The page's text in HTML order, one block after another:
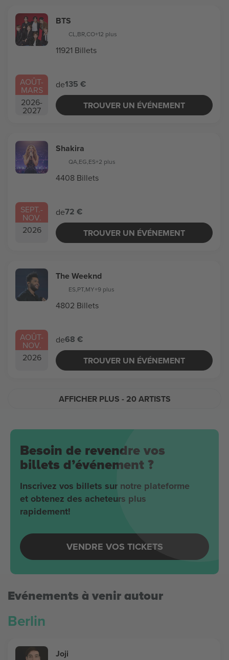
AOÛT-
MARS
2026-
2027
BTS
CL,BR,CO+12 plus
11921 Billets
de135 €
TROUVER UN ÉVÉNEMENT
SEPT.-
NOV.
2026
Shakira
QA,EG,ES+2 plus
4408 Billets
de72 €
TROUVER UN ÉVÉNEMENT
AOÛT-
NOV.
2026
The Weeknd
ES,PT,MY+9 plus
4802 Billets
de68 €
TROUVER UN ÉVÉNEMENT
AFFICHER PLUS - 20 ARTISTS
Besoin de revendre vos
billets d’événement ?
Inscrivez vos billets sur notre plateforme
et obtenez des acheteurs plus
rapidement!
VENDRE VOS TICKETS
Evénements à venir autour
Berlin
Joji